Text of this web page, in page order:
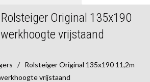
Original 135x190
vrijstaand
/ Rolsteiger Original 135x190 11,2m
vrijstaand